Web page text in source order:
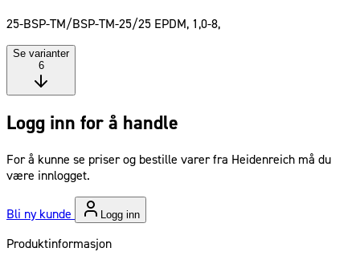
25-BSP-TM/BSP-TM-25/25 EPDM, 1,0-8,
Se varianter
6
Logg inn for å handle
For å kunne se priser og bestille varer fra Heidenreich må du
være innlogget.
Bli ny kunde Logg inn
Produktinformasjon